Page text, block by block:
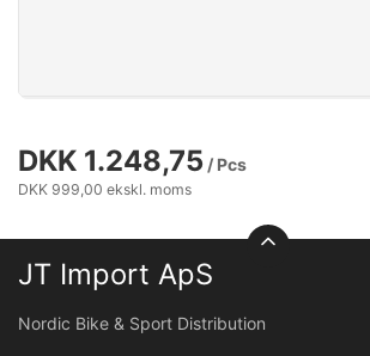
DKK 1.248,75 / Pcs
DKK 999,00 ekskl. moms
JT Import ApS
Nordic Bike & Sport Distribution